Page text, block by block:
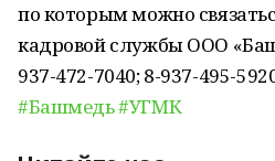
по которым можно
кадровой службы ООО
937-472-7040; 8-937-495-
#Башмедь#УГМК